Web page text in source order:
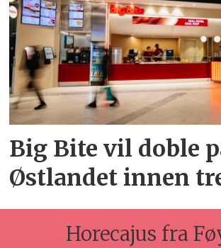
Big Bite vil doble
Østlandet innen
Horecajus fra